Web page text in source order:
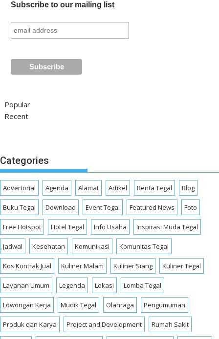
Subscribe to our mailing list
Popular
Recent
Categories
Advertorial Agenda Alamat Artikel Berita Tegal Blog
Buku Tegal Download Event Tegal Featured News Foto
Free Hotspot Hotel Tegal Info Usaha Inspirasi Muda Tegal
Jadwal Kesehatan Komunikasi Komunitas Tegal
Kos Kontrak Jual Kuliner Malam Kuliner Siang Kuliner Tegal
Layanan Umum Legenda Lokasi Lomba Tegal
Lowongan Kerja Mudik Tegal Olahraga Pengumuman
Produk dan Karya Project and Development Rumah Sakit